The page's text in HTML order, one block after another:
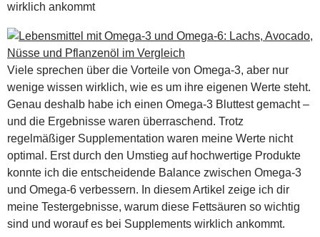
wirklich ankommt
Viele sprechen über die Vorteile von Omega-3, aber nur
wenige wissen wirklich, wie es um ihre eigenen Werte steht.
Genau deshalb habe ich einen Omega-3 Bluttest gemacht –
und die Ergebnisse waren überraschend. Trotz
regelmäßiger Supplementation waren meine Werte nicht
optimal. Erst durch den Umstieg auf hochwertige Produkte
konnte ich die entscheidende Balance zwischen Omega-3
und Omega-6 verbessern. In diesem Artikel zeige ich dir
meine Testergebnisse, warum diese Fettsäuren so wichtig
sind und worauf es bei Supplements wirklich ankommt.